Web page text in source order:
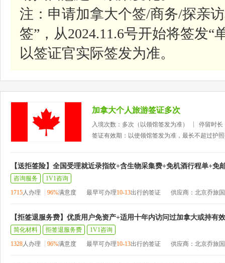
注：申请加拿大个签/商务/探亲
签”，从2024.11.6号开始将签发
以签证官实际签发为准。
加拿大个人旅游签证多次
入境次数：多次（以领馆签发为准）
停留时长
签证有效期：以使领馆签发为准，最长不超过护
【送拒签险】全国受理就近录指纹+含生物采集费+免机酒行程单+免
咨询服务
1V1咨询
1715人办理 96%满意度 最早可办理10-13出行的签证 供应商：北京乔旅
【拒签退服务费】优质用户免资产+适用十年内访问过加拿大或持有
简化材料 拒签退服务费
1V1咨询
1328人办理 96%满意度 最早可办理10-13出行的签证 供应商：北京乔旅